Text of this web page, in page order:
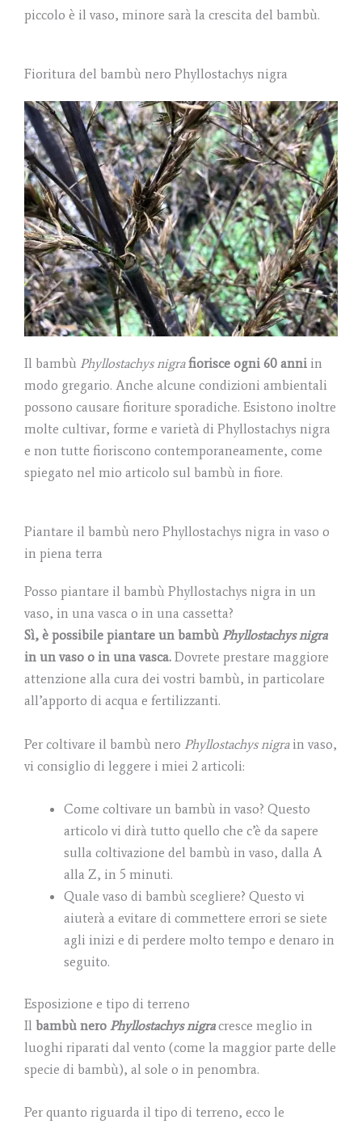
piccolo è il vaso, minore sarà la crescita del bambù.
Fioritura del bambù nero Phyllostachys nigra
Il bambù Phyllostachys nigrafiorisce ogni 60 anni in
modo gregario. Anche alcune condizioni ambientali
possono causare fioriture sporadiche. Esistono inoltre
molte cultivar, forme e varietà di Phyllostachys nigra
e non tutte fioriscono contemporaneamente, come
spiegato nel mio articolo sul bambù in fiore.
Piantare il bambù nero Phyllostachys nigra in vaso o
in piena terra
Posso piantare il bambù Phyllostachys nigra in un
vaso, in una vasca o in una cassetta?
Sì, è possibile piantare un bambù Phyllostachys nigra
in un vaso o in una vasca. Dovrete prestare maggiore
attenzione alla cura dei vostri bambù, in particolare
all’apporto di acqua e fertilizzanti.
Per coltivare il bambù nero Phyllostachys nigrain vaso,
vi consiglio di leggere i miei 2 articoli:
Come coltivare un bambù in vaso? Questo
articolo vi dirà tutto quello che c’è da sapere
sulla coltivazione del bambù in vaso, dalla A
alla Z, in 5 minuti.
Quale vaso di bambù scegliere? Questo vi
aiuterà a evitare di commettere errori se siete
agli inizi e di perdere molto tempo e denaro in
seguito.
Esposizione e tipo di terreno
Il bambù nero Phyllostachys nigracresce meglio in
luoghi riparati dal vento (come la maggior parte delle
specie di bambù), al sole o in penombra.
Per quanto riguarda il tipo di terreno, ecco le